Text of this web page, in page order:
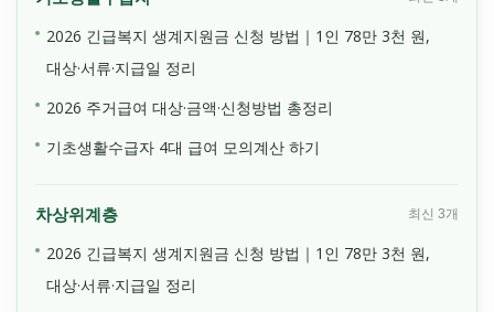
2026 긴급복지 생계지원금 신청 방법｜1인 78만 3천 원,
대상·서류·지급일 정리
2026 주거급여 대상·금액·신청방법 총정리
기초생활수급자 4대 급여 모의계산 하기
차상위계층 최신 3개
2026 긴급복지 생계지원금 신청 방법｜1인 78만 3천 원,
대상·서류·지급일 정리